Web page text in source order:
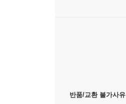
반품/교환 불가사유